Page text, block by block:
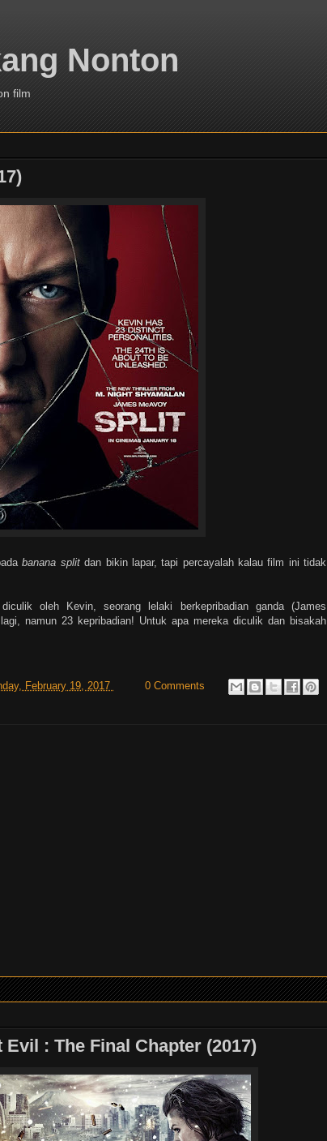
Nonton
film
banana splitdan bikin lapar, tapi percayalah kalau film ini tidak
oleh Kevin, seorang lelaki berkepribadian ganda (James
namun 23 kepribadian! Untuk apa mereka diculik dan bisakah
February 19, 2017
0 Comments
: The Final Chapter (2017)